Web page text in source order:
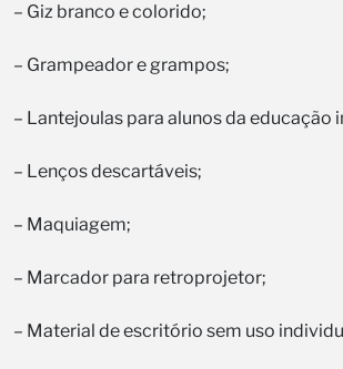
– Giz branco e colorido;
– Grampeador e grampos;
– Lantejoulas para alunos da educação
– Lenços descartáveis;
– Maquiagem;
– Marcador para retroprojetor;
– Material de escritório sem uso